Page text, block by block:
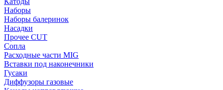
Наборы
Наборы балеринок
Насадки
Прочее CUT
Сопла
Расходные части MIG
Вставки под наконечники
Гусаки
Диффузоры газовые